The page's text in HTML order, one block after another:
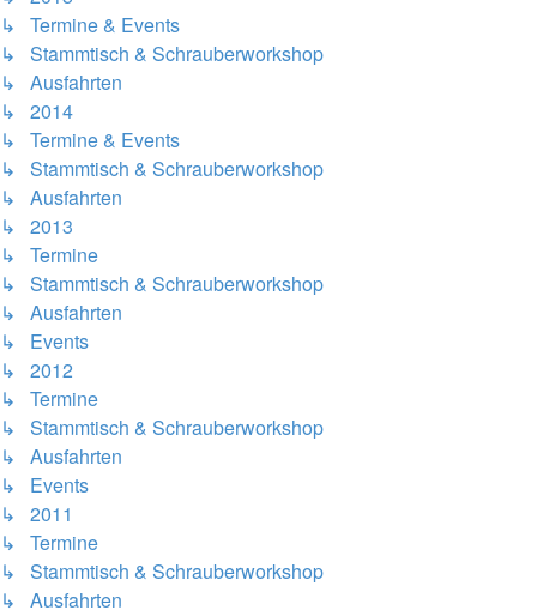
↳ Termine & Events
↳ Stammtisch & Schrauberworkshop
↳ Ausfahrten
↳ 2014
↳ Termine & Events
↳ Stammtisch & Schrauberworkshop
↳ Ausfahrten
↳ 2013
↳ Termine
↳ Stammtisch & Schrauberworkshop
↳ Ausfahrten
↳ Events
↳ 2012
↳ Termine
↳ Stammtisch & Schrauberworkshop
↳ Ausfahrten
↳ Events
↳ 2011
↳ Termine
↳ Stammtisch & Schrauberworkshop
↳ Ausfahrten